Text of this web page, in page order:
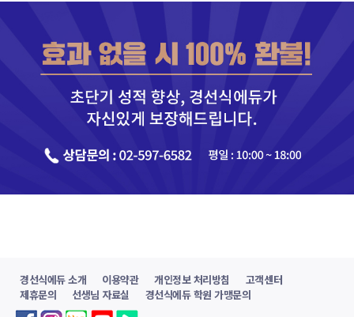
경선식에듀 소개 이용약관 개인정보 처리방침
고객센터
제휴문의
선생님 자료실 경선식에듀 학원 가맹문의